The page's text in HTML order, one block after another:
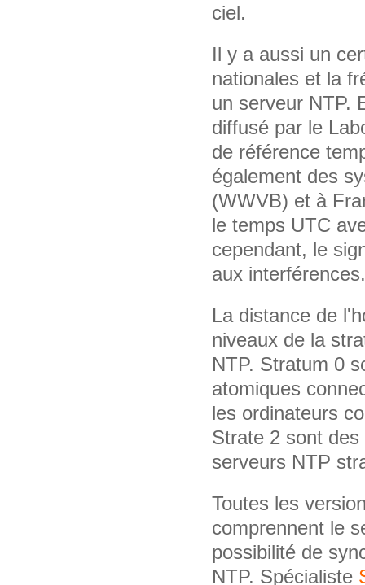
ciel.
Il y a aussi un
nationales et la
un serveur NTP.
diffusé par le
de référence
également des
(WWVB) et à
le temps UTC
cependant, le
aux interférences.
La distance de
niveaux de la
NTP. Stratum 0
atomiques
les ordinateurs
Strate 2 sont
serveurs NTP
Toutes les
comprennent le
possibilité de
NTP. Spécialiste